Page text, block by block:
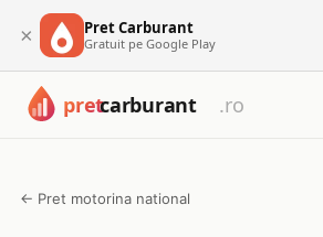
× Pret Carburant
Gratuit pe Google Play
← Pret motorina national